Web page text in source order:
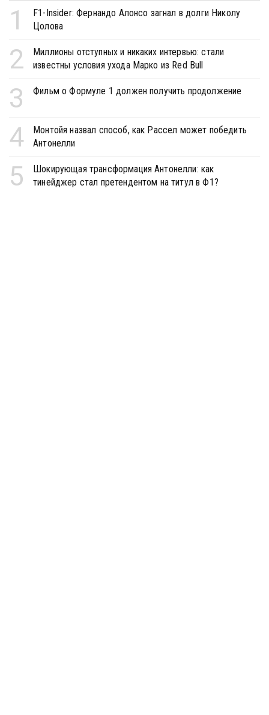
1
F1-Insider: Фернандо Алонсо загнал в долги Николу
Цолова
2
Миллионы отступных и никаких интервью: стали
известны условия ухода Марко из Red Bull
3 Фильм о Формуле 1 должен получить продолжение
4
Монтойя назвал способ, как Рассел может победить
Антонелли
5
Шокирующая трансформация Антонелли: как
тинейджер стал претендентом на титул в Ф1?